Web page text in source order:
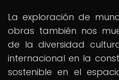
La exploración de
obras también nos
de la diversidad
internacional en la
sostenible en el